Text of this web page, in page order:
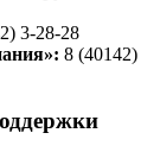
3-28-28
8 (40142)